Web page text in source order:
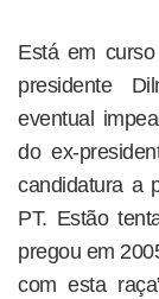
Está em
presidente
eventual
do ex-
candidatura a
PT. Estão
pregou em
com esta